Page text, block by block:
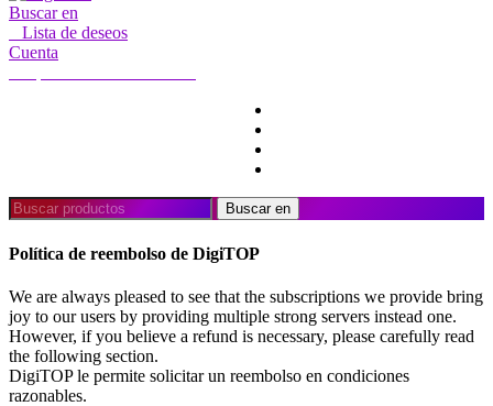
Buscar en
Lista de deseos
Cuenta
Buscar:
Buscar en
Política de reembolso de DigiTOP
We are always pleased to see that the subscriptions we provide bring
joy to our users by providing multiple strong servers instead one.
However, if you believe a refund is necessary, please carefully read
the following section.
DigiTOP le permite solicitar un reembolso en condiciones
razonables.